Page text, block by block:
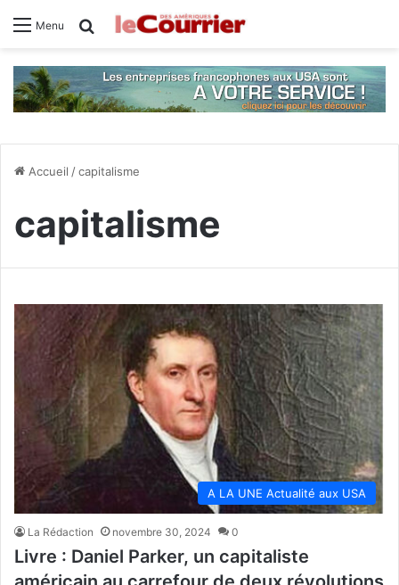
Menu Rechercher
Accueil /capitalisme
capitalisme
A LA UNE Actualité aux USA
La Rédaction novembre 30, 2024 0
Livre : Daniel Parker, un capitaliste